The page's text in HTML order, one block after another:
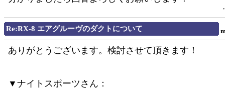
Re:RX-8 エアグルーヴのダクトについて
ありがとうございます。検討させて頂きます！
▼ナイトスポーツさん：